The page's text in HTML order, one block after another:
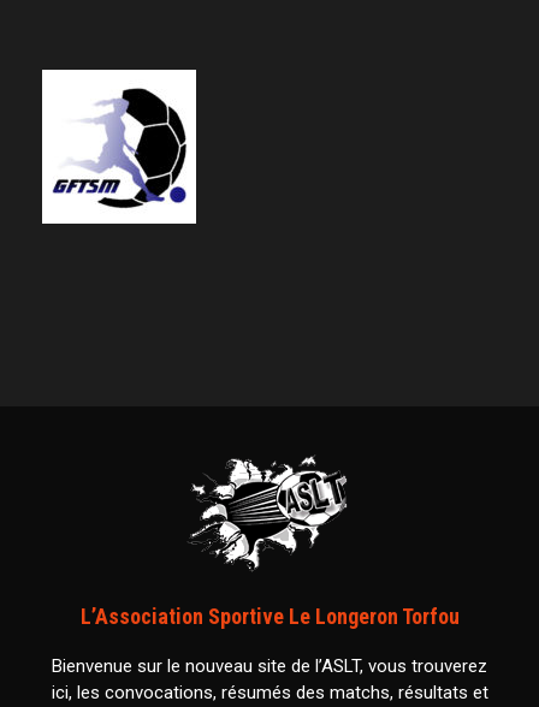
L’Association Sportive Le Longeron Torfou
Bienvenue sur le nouveau site de l’ASLT, vous trouverez
ici, les convocations, résumés des matchs, résultats et